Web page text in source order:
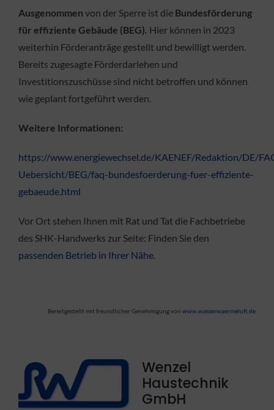
Ausgenommen von der Sperre ist die Bundesförderung
für effiziente Gebäude (BEG). Hier können in 2023
weiterhin Förderanträge gestellt und bewilligt werden.
Bereits zugesagte Förderdarlehen und
Investitionszuschüsse sind nicht betroffen und können
wie geplant fortgeführt werden.
Weitere Informationen:
https://www.energiewechsel.de/KAENEF/Redaktion/DE/
Uebersicht/BEG/faq-bundesfoerderung-fuer-effiziente-
gebaeude.html
Vor Ort stehen Ihnen mit Rat und Tat die Fachbetriebe
des SHK-Handwerks zur Seite: Finden Sie den
passenden Betrieb in Ihrer Nähe.
Bereitgestellt mit freundlicher Genehmigung vonwww.wasserwaermeluft.de
Wenzel
Haustechnik
GmbH